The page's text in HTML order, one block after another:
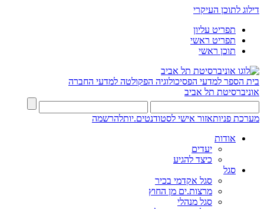
דילוג לתוכן העיקרי
תפריט עליון
תפריט ראשי
תוכן ראשי
בית הספר למדעי הפסיכולוגיה הפקולטה למדעי החברה
אוניברסיטת תל אביב
מערכת פניותאזור אישי לסטודנטים.יותלהרשמה
אודות
יעדים
כיצד להגיע
סגל
סגל אקדמי בכיר
מרצות.ים מן החוץ
סגל מנהלי